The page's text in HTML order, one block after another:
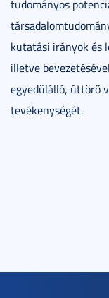
tudományos
kutatási irányok és
illetve
egyedülálló, úttörő
tevékenységét.